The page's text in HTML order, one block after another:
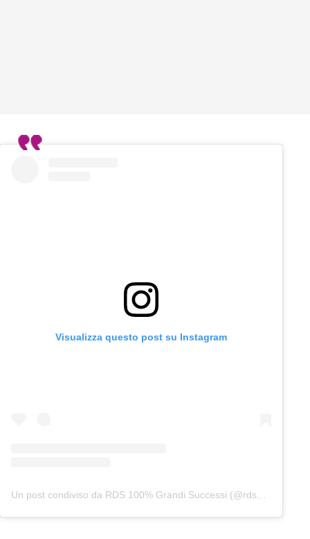
Visualizza questo post su Instagram